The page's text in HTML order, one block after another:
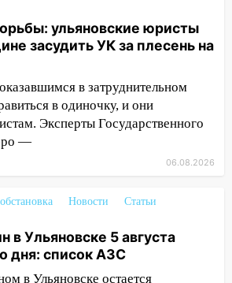
жара: какая будет
женщине засудить УК
стенах
звезды сулят
05.08.2026
обманули 92-летнюю
ульяновские юристы
засудить УК за плесень на
в затруднительном
в одиночку, и они
Эксперты Государственного
—
06.08.2026
Новости
Статьи
в Ульяновске 5 августа
дня: список АЗС
в Ульяновске остается